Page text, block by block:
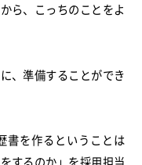
ら、こっちのことをよ
、準備することができ
書を作るということは